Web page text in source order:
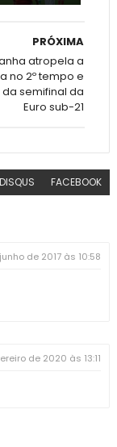
PRÓXIMA
atropela a
no 2º tempo e
semifinal da
Euro sub-21
DISQUS FACEBOOK
de 2017 às 10:58
de 2020 às 13:11